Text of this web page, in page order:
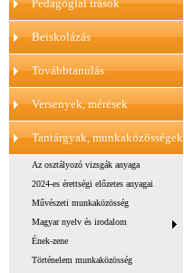
Pedagógiai írások
Beiskolázás
Továbbtanulás
Versenyek, mérések
Tantárgyak, munkaközösségek
Az osztályozó vizsgák anyaga
2024-es érettségi előzetes anyagai
Művészeti munkaközösség
Magyar nyelv és irodalom
Ének-zene
Történelem munkaközösség